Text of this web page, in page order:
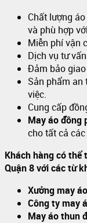
Chất lượng
và phù hợp
Miễn phí vận
Dịch vụ tư
Đảm bảo
Sản phẩm
việc.
Cung cấp
May áo đồng
cho tất cả
Khách hàng có
Quận 8 với các từ
Xưởng may
Công ty may
May áo thun